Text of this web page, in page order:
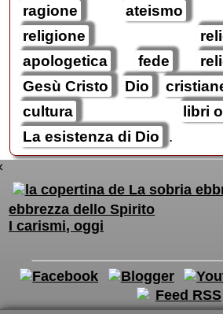
ragione
ateismo
religione
apologetica
fede
Gesù Cristo
Dio
cultura
libri
La esistenza di Dio
.
ebbrezza dello Spirito
I carismi, oggi